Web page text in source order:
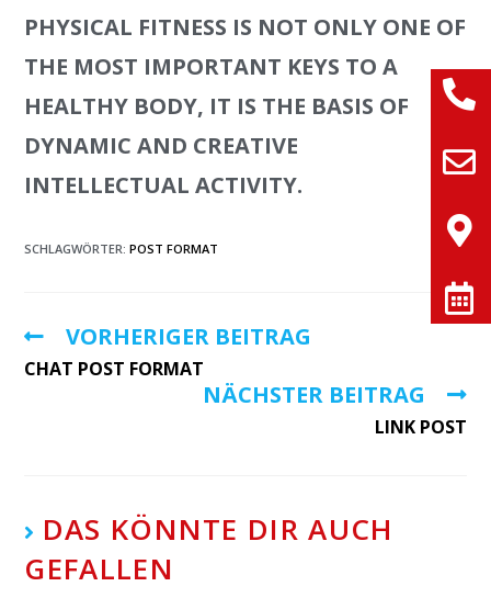
PHYSICAL FITNESS IS NOT ONLY ONE OF
THE MOST IMPORTANT KEYS TO A
HEALTHY BODY, IT IS THE BASIS OF
DYNAMIC AND CREATIVE
INTELLECTUAL ACTIVITY.
SCHLAGWÖRTER:POST FORMAT
VORHERIGER BEITRAG
CHAT POST FORMAT
NÄCHSTER BEITRAG
LINK POST
DAS KÖNNTE DIR AUCH
GEFALLEN